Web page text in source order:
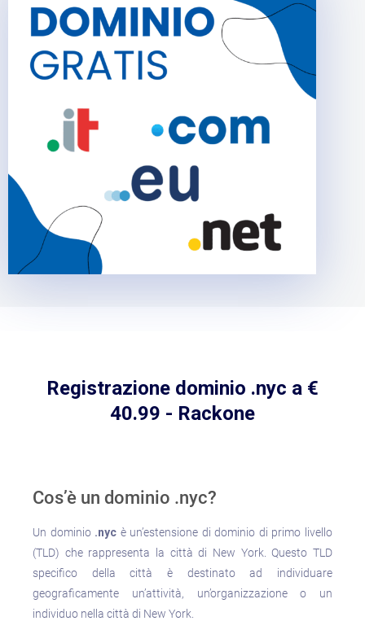
Registrazione dominio .nyc a €
40.99 - Rackone
Cos’è un dominio .nyc?
Un dominio .nyc è un’estensione di dominio di primo livello
(TLD) che rappresenta la città di New York. Questo TLD
specifico della città è destinato ad individuare
geograficamente un’attività, un’organizzazione o un
individuo nella città di New York.